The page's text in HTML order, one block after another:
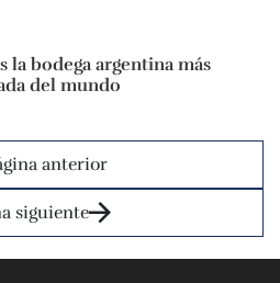
la bodega argentina más
del mundo
anterior
siguiente